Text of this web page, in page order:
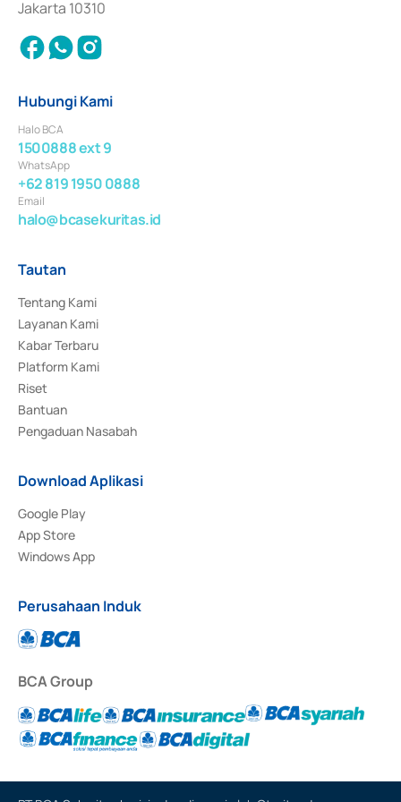
Jakarta 10310
Hubungi Kami
Halo BCA
1500888 ext 9
WhatsApp
+62 819 1950 0888
Email
halo@bcasekuritas.id
Tautan
Tentang Kami
Layanan Kami
Kabar Terbaru
Platform Kami
Riset
Bantuan
Pengaduan Nasabah
Download Aplikasi
Google Play
App Store
Windows App
Perusahaan Induk
BCA Group